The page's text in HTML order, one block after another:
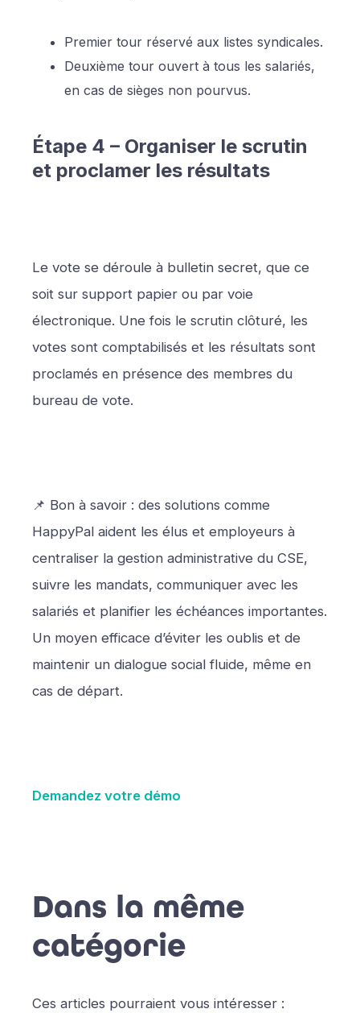
Premier tour réservé aux listes syndicales.
Deuxième tour ouvert à tous les salariés,
en cas de sièges non pourvus.
Étape 4 – Organiser le scrutin
et proclamer les résultats
Le vote se déroule à bulletin secret, que ce
soit sur support papier ou par voie
électronique. Une fois le scrutin clôturé, les
votes sont comptabilisés et les résultats sont
proclamés en présence des membres du
bureau de vote.
📌 Bon à savoir : des solutions comme
HappyPal aident les élus et employeurs à
centraliser la gestion administrative du CSE,
suivre les mandats, communiquer avec les
salariés et planifier les échéances importantes.
Un moyen efficace d’éviter les oublis et de
maintenir un dialogue social fluide, même en
cas de départ.
Demandez votre démo
Dans la même
catégorie
Ces articles pourraient vous intéresser :